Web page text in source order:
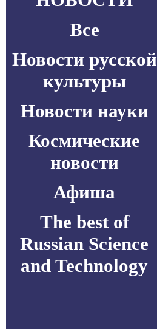
Все
Новости русской
культуры
Новости науки
Космические
новости
Афиша
The best of
Russian Science
and Technology